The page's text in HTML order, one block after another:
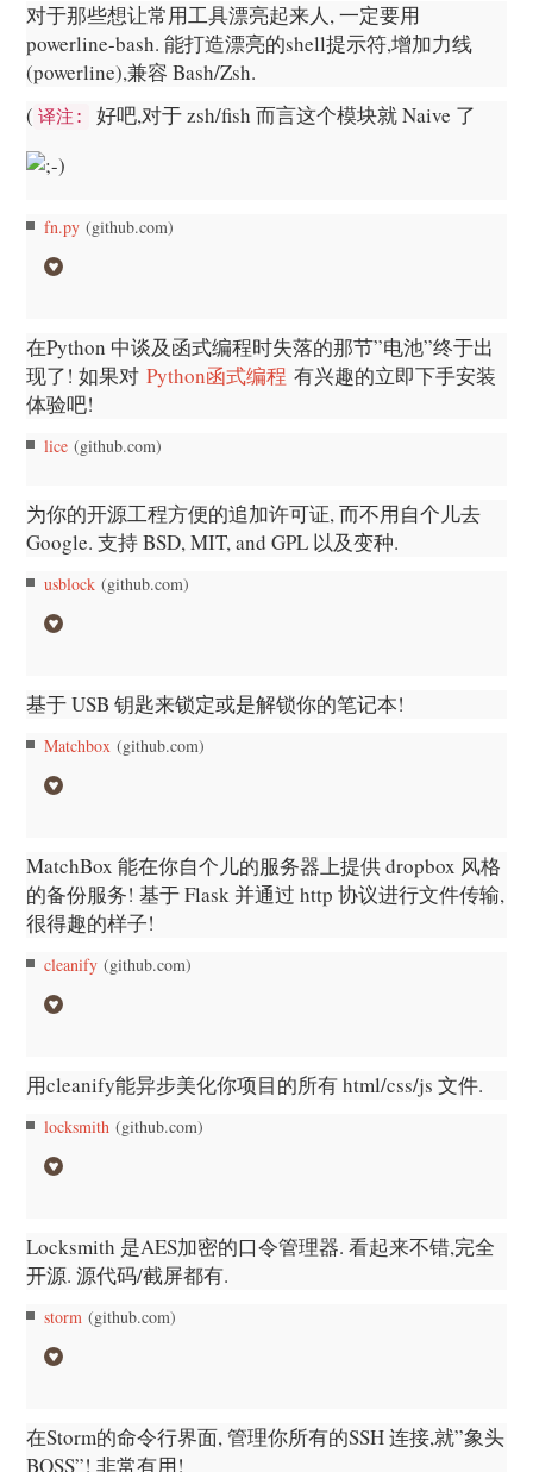
对于那些想让常用工具漂亮起来人, 一定要用
powerline-bash. 能打造漂亮的shell提示符,增加力线
(powerline),兼容 Bash/Zsh.
( 译注: 好吧,对于 zsh/fish 而言这个模块就 Naive 了
fn.py (github.com)
在Python 中谈及函式编程时失落的那节”电池”终于出
现了! 如果对Python函式编程 有兴趣的立即下手安装
体验吧!
lice (github.com)
为你的开源工程方便的追加许可证, 而不用自个儿去
Google. 支持 BSD, MIT, and GPL 以及变种.
usblock (github.com)
基于 USB 钥匙来锁定或是解锁你的笔记本!
Matchbox (github.com)
MatchBox 能在你自个儿的服务器上提供 dropbox 风格
的备份服务! 基于 Flask 并通过 http 协议进行文件传输,
很得趣的样子!
cleanify (github.com)
用cleanify能异步美化你项目的所有 html/css/js 文件.
locksmith (github.com)
Locksmith 是AES加密的口令管理器. 看起来不错,完全
开源. 源代码/截屏都有.
storm (github.com)
在Storm的命令行界面, 管理你所有的SSH 连接,就”象头
BOSS”! 非常有用!